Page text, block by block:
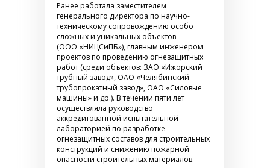
Ранее работала заместителем
генерального директора по научно-
техническому сопровождению особо
сложных и уникальных объектов
(ООО «НИЦСиПБ»), главным инженером
проектов по проведению огнезащитных
работ (среди объектов: ЗАО «Ижорский
трубный завод», ОАО «Челябинский
трубопрокатный завод», ОАО «Силовые
машины» и др.). В течении пяти лет
осуществляла руководство
аккредитованной испытательной
лабораторией по разработке
огнезащитных составов для строительных
конструкций и снижению пожарной
опасности строительных материалов.